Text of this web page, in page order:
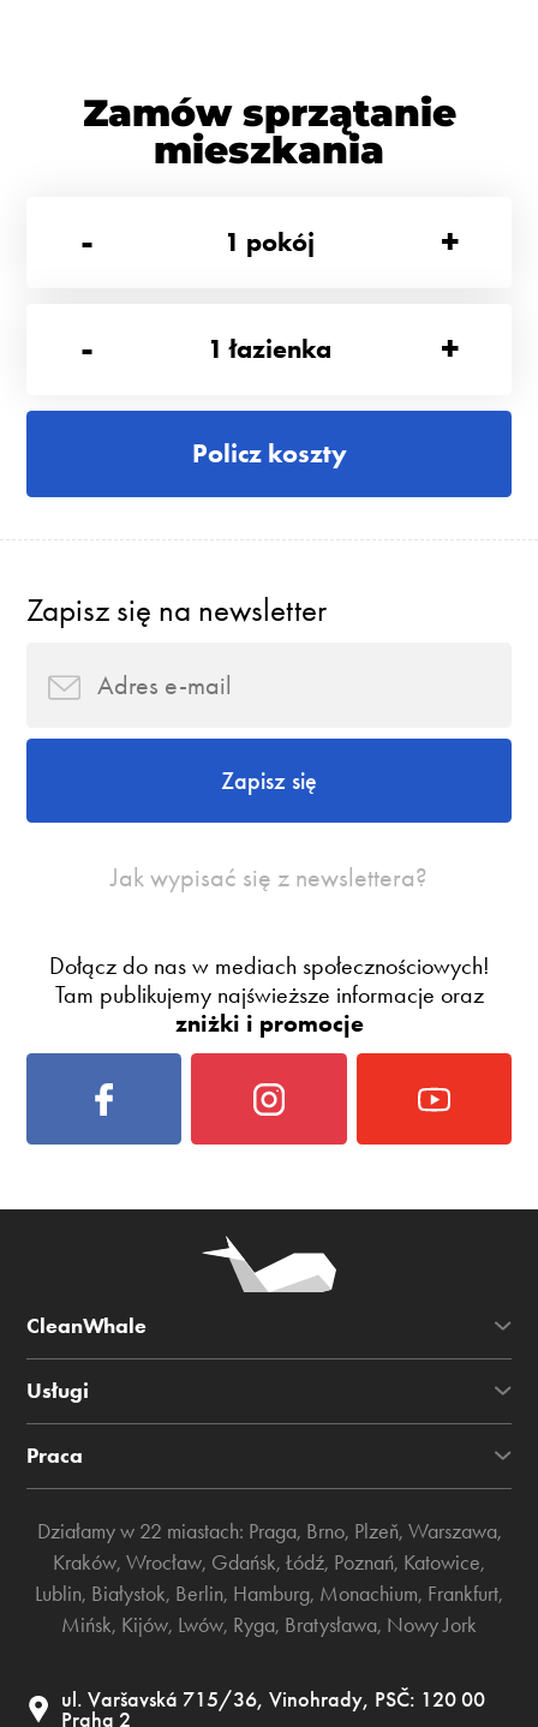
Zamów sprzątanie
mieszkania
-
1 pokój +
- 1 łazienka +
Policz koszty
Zapisz się na newsletter
Zapisz się
Jak wypisać się z newslettera?
Dołącz do nas w mediach społecznościowych!
Tam publikujemy najświeższe informacje oraz
zniżki i promocje
CleanWhale
Usługi
Praca
Działamy w 22 miastach: Praga, Brno, Plzeň, Warszawa,
Kraków, Wrocław, Gdańsk, Łódź, Poznań, Katowice,
Lublin, Białystok, Berlin, Hamburg, Monachium, Frankfurt,
Mińsk, Kijów, Lwów, Ryga, Bratysława, Nowy Jork
ul. Varšavská 715/36, Vinohrady, PSČ: 120 00
Praha 2